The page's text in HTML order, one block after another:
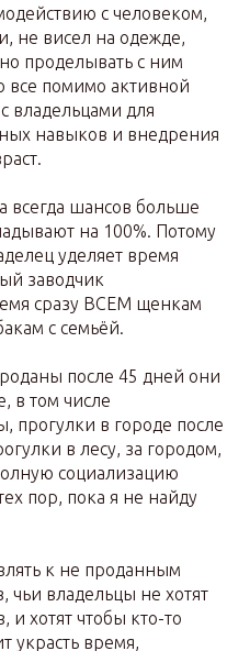
с человеком,
не висел на одежде,
проделывать с ним
все помимо активной
владельцами для
навыков и внедрения
всегда шансов больше
на 100%. Потому
уделяет время
заводчик
сразу ВСЕМ щенкам
с семьёй.
после 45 дней они
в том числе
прогулки в городе после
в лесу, за городом,
социализацию
пор, пока я не найду
к не проданным
владельцы не хотят
и хотят чтобы кто-то
украсть время,